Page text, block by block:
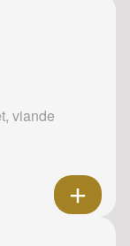
viande